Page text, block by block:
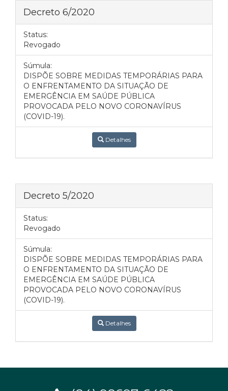
Decreto 6/2020
Status:
Revogado
Súmula:
DISPÕE SOBRE MEDIDAS TEMPORÁRIAS PARA
O ENFRENTAMENTO DA SITUAÇÃO DE
EMERGÊNCIA EM SAÚDE PÚBLICA
PROVOCADA PELO NOVO CORONAVÍRUS
(COVID-19).
Detalhes
Decreto 5/2020
Status:
Revogado
Súmula:
DISPÕE SOBRE MEDIDAS TEMPORÁRIAS PARA
O ENFRENTAMENTO DA SITUAÇÃO DE
EMERGÊNCIA EM SAÚDE PÚBLICA
PROVOCADA PELO NOVO CORONAVÍRUS
(COVID-19).
Detalhes